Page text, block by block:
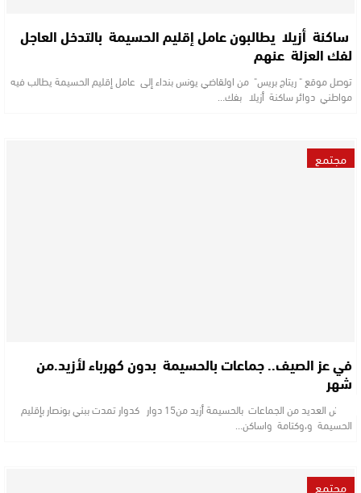
ساكنة أزيلا يطالبون عامل إقليم الحسيمة بالتدخل العاجل
لفك العزلة عنهم
توصل موقع " ريتاج بريس" من اولقاضي يونس بنداء إلى عامل إقليم الحسيمة يطالب فيه
مواطني دوائر ساكنة أزيلا بفك…
مجتمع
في عز الصيف.. جماعات بالحسيمة بدون كهرباء لأزيد.من
شهر
تعيش العديد من الجماعات بالحسيمة أزيد من15 دوار كدوار تمدت ببني بونصار بإقليم
الحسيمة و،وكتامة واساكن…
مجتمع